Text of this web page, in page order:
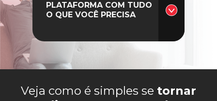
PLATAFORMA COM TUDO
O QUE VOCÊ PRECISA
Veja como é simples se tornar